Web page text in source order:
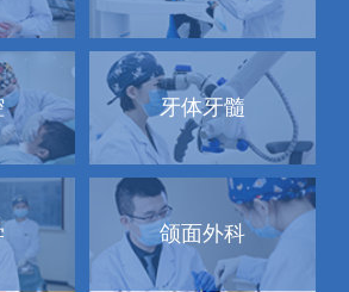
牙体牙髓
颌面外科